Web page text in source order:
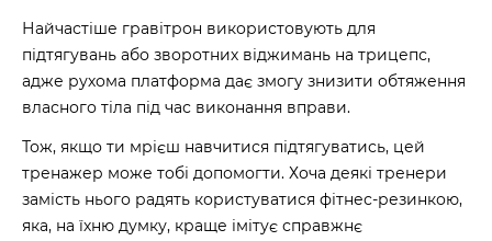
Найчастіше гравітрон використовують для
підтягувань або зворотних віджимань на трицепс,
адже рухома платформа дає змогу знизити обтяження
власного тіла під час виконання вправи.
Тож, якщо ти мрієш навчитися підтягуватись, цей
тренажер може тобі допомогти. Хоча деякі тренери
замість нього радять користуватися фітнес-резинкою,
яка, на їхню думку, краще імітує справжнє